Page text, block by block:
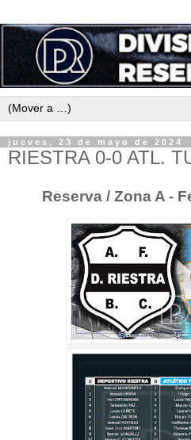
jueves, 23 de mayo de 2024
RIESTRA 0-0 ATL.
Reserva / Zona A -